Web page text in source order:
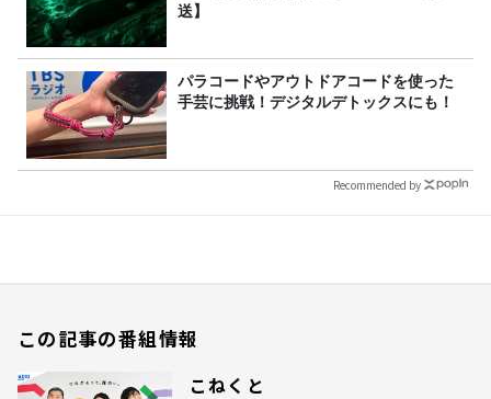
送】
パラコードやアウトドアコードを使った
手芸に挑戦！デジタルデトックスにも！
Recommended by
この記事の番組情報
こねくと